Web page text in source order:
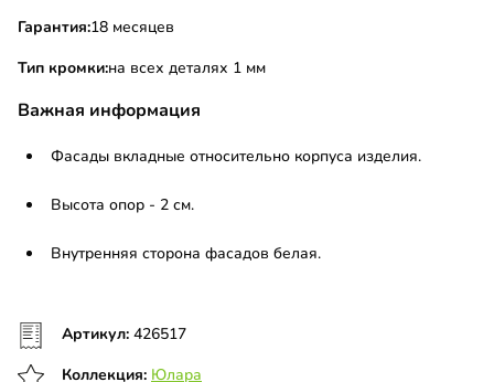
Гарантия:18 месяцев
Тип кромки:на всех деталях 1 мм
Важная информация
Фасады вкладные относительно корпуса изделия.
Высота опор - 2 см.
Внутренняя сторона фасадов белая.
Артикул: 426517
Коллекция: Юлара